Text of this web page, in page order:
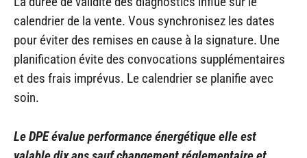
calendrier de la vente. Vous synchronisez les dates
pour éviter des remises en cause à la signature. Une
planification évite des convocations supplémentaires
et des frais imprévus. Le calendrier se planifie avec
soin.
Le DPE évalue performance énergétique elle est